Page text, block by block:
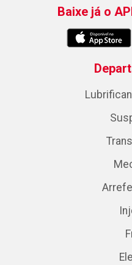
Baixe já o